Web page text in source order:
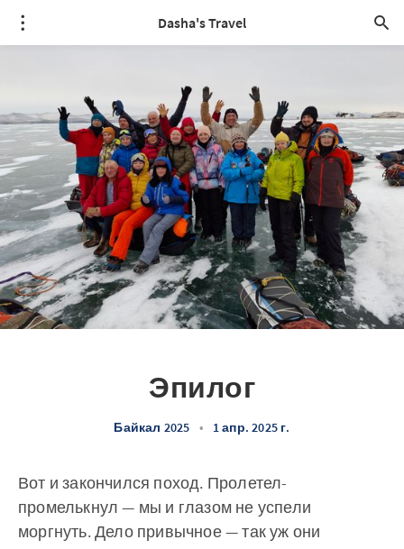
Dasha's Travel
Эпилог
Байкал 2025 • 1 апр. 2025 г.
Вот и закончился поход. Пролетел-
промелькнул — мы и глазом не успели
моргнуть. Дело привычное — так уж они